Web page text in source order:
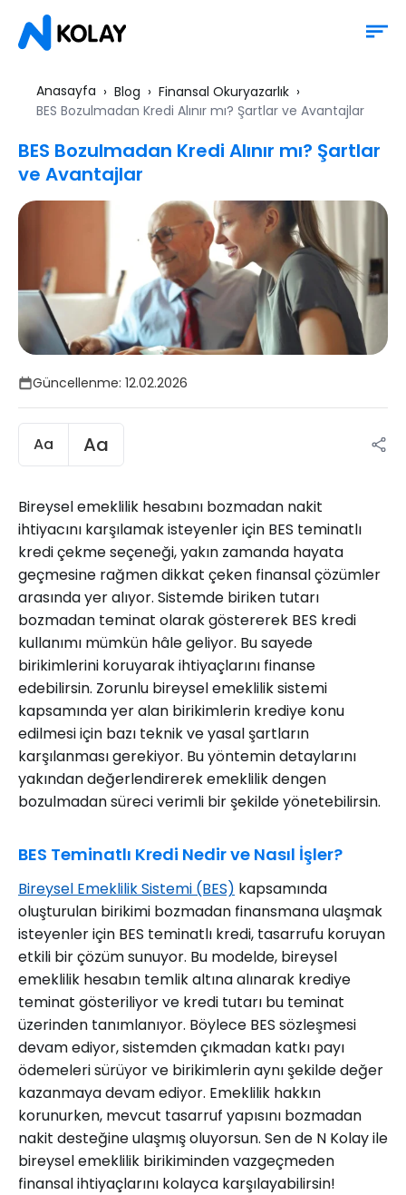
Anasayfa Blog
Finansal Okuryazarlık
BES Bozulmadan Kredi Alınır mı? Şartlar ve Avantajlar
BES Bozulmadan Kredi Alınır mı? Şartlar
ve Avantajlar
Güncellenme: 12.02.2026
Aa Aa
Bireysel emeklilik hesabını bozmadan nakit
ihtiyacını karşılamak isteyenler için BES teminatlı
kredi çekme seçeneği, yakın zamanda hayata
geçmesine rağmen dikkat çeken finansal çözümler
arasında yer alıyor. Sistemde biriken tutarı
bozmadan teminat olarak göstererek BES kredi
kullanımı mümkün hâle geliyor. Bu sayede
birikimlerini koruyarak ihtiyaçlarını finanse
edebilirsin. Zorunlu bireysel emeklilik sistemi
kapsamında yer alan birikimlerin krediye konu
edilmesi için bazı teknik ve yasal şartların
karşılanması gerekiyor. Bu yöntemin detaylarını
yakından değerlendirerek emeklilik dengen
bozulmadan süreci verimli bir şekilde yönetebilirsin.
BES Teminatlı Kredi Nedir ve Nasıl İşler?
Bireysel Emeklilik Sistemi (BES) kapsamında
oluşturulan birikimi bozmadan finansmana ulaşmak
isteyenler için BES teminatlı kredi, tasarrufu koruyan
etkili bir çözüm sunuyor. Bu modelde, bireysel
emeklilik hesabın temlik altına alınarak krediye
teminat gösteriliyor ve kredi tutarı bu teminat
üzerinden tanımlanıyor. Böylece BES sözleşmesi
devam ediyor, sistemden çıkmadan katkı payı
ödemeleri sürüyor ve birikimlerin aynı şekilde değer
kazanmaya devam ediyor. Emeklilik hakkın
korunurken, mevcut tasarruf yapısını bozmadan
nakit desteğine ulaşmış oluyorsun. Sen de N Kolay ile
bireysel emeklilik birikiminden vazgeçmeden
finansal ihtiyaçlarını kolayca karşılayabilirsin!